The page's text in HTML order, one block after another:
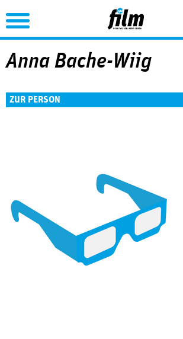
Jump to Navigation
Anna Bache-Wiig
ZUR PERSON